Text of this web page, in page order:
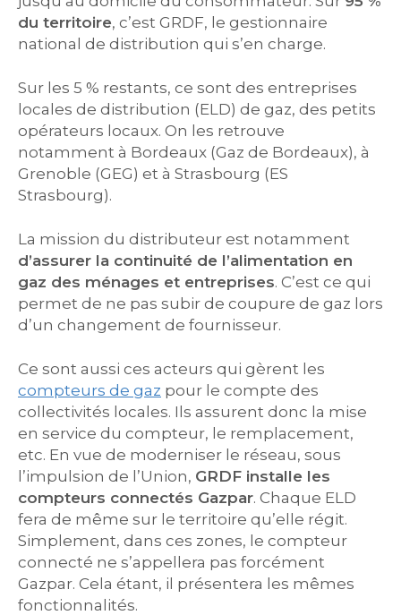
du territoire, c’est GRDF, le gestionnaire
national de distribution qui s’en charge.
Sur les 5 % restants, ce sont des entreprises
locales de distribution (ELD) de gaz, des petits
opérateurs locaux. On les retrouve
notamment à Bordeaux (Gaz de Bordeaux), à
Grenoble (GEG) et à Strasbourg (ES
Strasbourg).
La mission du distributeur est notamment
d’assurer la continuité de l’alimentation en
gaz des ménages et entreprises. C’est ce qui
permet de ne pas subir de coupure de gaz lors
d’un changement de fournisseur.
Ce sont aussi ces acteurs qui gèrent les
compteurs de gaz pour le compte des
collectivités locales. Ils assurent donc la mise
en service du compteur, le remplacement,
etc. En vue de moderniser le réseau, sous
l’impulsion de l’Union, GRDF installe les
compteurs connectés Gazpar. Chaque ELD
fera de même sur le territoire qu’elle régit.
Simplement, dans ces zones, le compteur
connecté ne s’appellera pas forcément
Gazpar. Cela étant, il présentera les mêmes
fonctionnalités.